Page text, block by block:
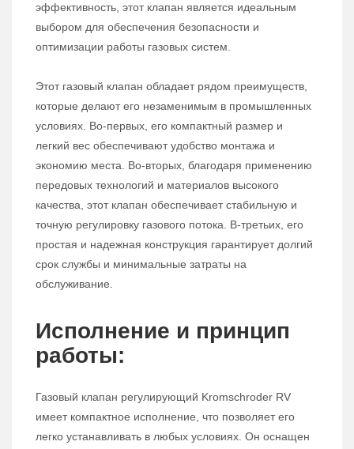
эффективность, этот клапан является идеальным
выбором для обеспечения безопасности и
оптимизации работы газовых систем.
Этот газовый клапан обладает рядом преимуществ,
которые делают его незаменимым в промышленных
условиях. Во-первых, его компактный размер и
легкий вес обеспечивают удобство монтажа и
экономию места. Во-вторых, благодаря применению
передовых технологий и материалов высокого
качества, этот клапан обеспечивает стабильную и
точную регулировку газового потока. В-третьих, его
простая и надежная конструкция гарантирует долгий
срок службы и минимальные затраты на
обслуживание.
Исполнение и принцип
работы:
Газовый клапан регулирующий Kromschroder RV
имеет компактное исполнение, что позволяет его
легко устанавливать в любых условиях. Он оснащен